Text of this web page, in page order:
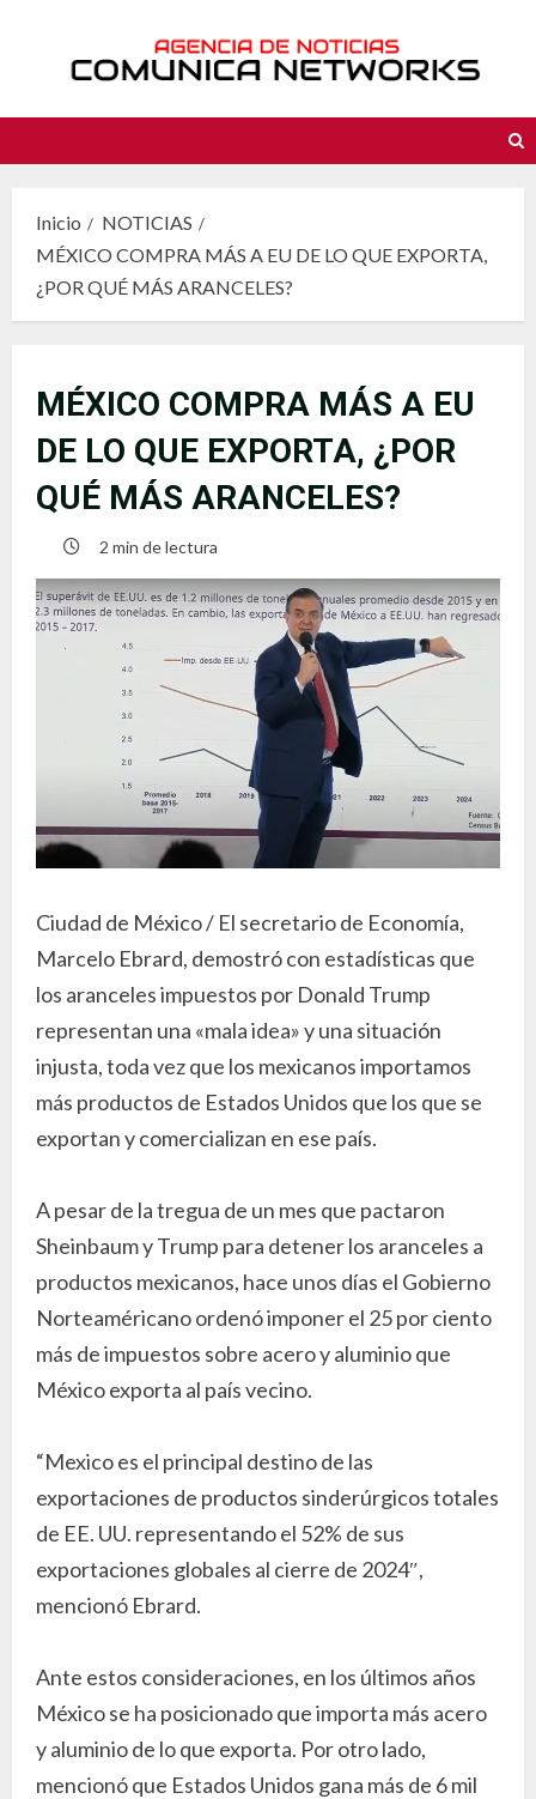
contenido
Inicio
NOTICIAS
MÉXICO COMPRA MÁS A EU DE LO QUE EXPORTA,
¿POR QUÉ MÁS ARANCELES?
MÉXICO COMPRA MÁS A EU
DE LO QUE EXPORTA, ¿POR
QUÉ MÁS ARANCELES?
2 min de lectura
Ciudad de México / El secretario de Economía,
Marcelo Ebrard, demostró con estadísticas que
los aranceles impuestos por Donald Trump
representan una «mala idea» y una situación
injusta, toda vez que los mexicanos importamos
más productos de Estados Unidos que los que se
exportan y comercializan en ese país.
A pesar de la tregua de un mes que pactaron
Sheinbaum y Trump para detener los aranceles a
productos mexicanos, hace unos días el Gobierno
Norteaméricano ordenó imponer el 25 por ciento
más de impuestos sobre acero y aluminio que
México exporta al país vecino.
“Mexico es el principal destino de las
exportaciones de productos sinderúrgicos totales
de EE. UU. representando el 52% de sus
exportaciones globales al cierre de 2024″,
mencionó Ebrard.
Ante estos consideraciones, en los últimos años
México se ha posicionado que importa más acero
y aluminio de lo que exporta. Por otro lado,
mencionó que Estados Unidos gana más de 6 mil